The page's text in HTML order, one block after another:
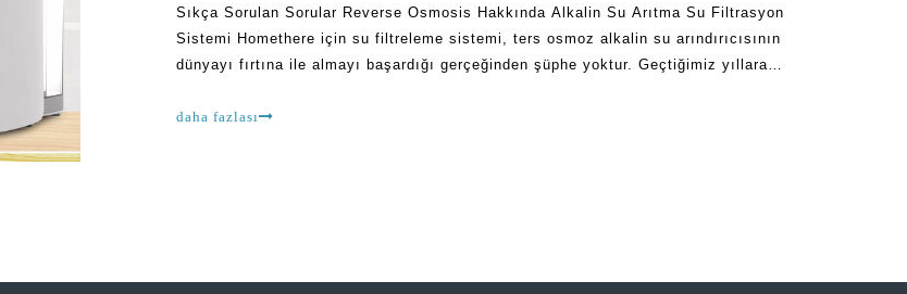
Sıkça Sorulan Sorular Reverse Osmosis Hakkında Alkalin Su Arıtma Su Filtrasyon
Sistemi Homethere için su filtreleme sistemi, ters osmoz alkalin su arındırıcısının
dünyayı fırtına ile almayı başardığı gerçeğinden şüphe yoktur. Geçtiğimiz yıllara
daha fazlası